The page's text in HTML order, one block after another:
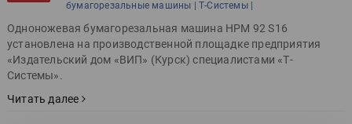
бумагорезальные машины | Т-Системы |
Одноножевая бумагорезальная машина HPM 92 S16
установлена на производственной площадке предприятия
«Издательский дом «ВИП» (Курск) специалистами «Т-
Системы».
Читать далее